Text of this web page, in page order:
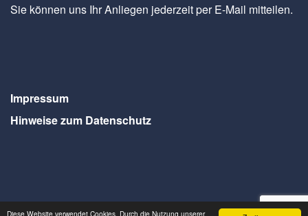
Diese Website verwendet Cookies. Durch die Nutzung unserer
Sie können uns Ihr Anliegen jederzeit per E-Mail mitteilen.
Impressum
Hinweise zum Datenschutz